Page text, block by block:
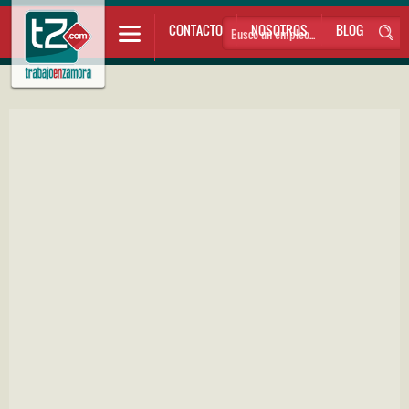
CONTACTO NOSOTROS BLOG